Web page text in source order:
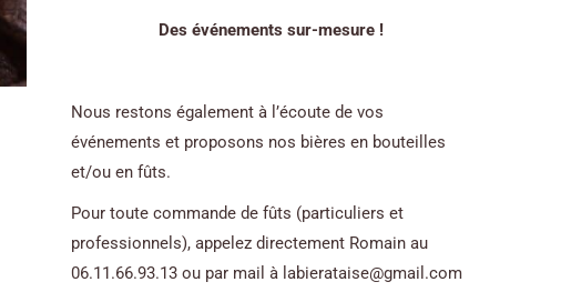
Des événements sur-mesure !
Nous restons également à l’écoute de vos
événements et proposons nos bières en bouteilles
et/ou en fûts.
Pour toute commande de fûts (particuliers et
professionnels), appelez directement Romain au
06.11.66.93.13 ou par mail à labierataise@gmail.com